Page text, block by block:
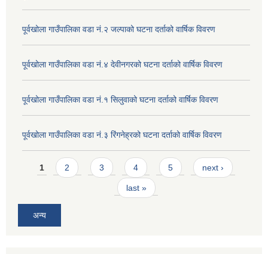
पूर्वखोला गाउँपालिका वडा नं.२ जल्पाको घटना दर्ताको वार्षिक विवरण
पूर्वखोला गाउँपालिका वडा नं.४ देवीनगरको घटना दर्ताको वार्षिक विवरण
पूर्वखोला गाउँपालिका वडा नं.१ सिलुवाको घटना दर्ताको वार्षिक विवरण
पूर्वखोला गाउँपालिका वडा नं.३ रिंगनेह्रको घटना दर्ताको वार्षिक विवरण
Pages
1 2 3 4 5 next ›
last »
अन्य